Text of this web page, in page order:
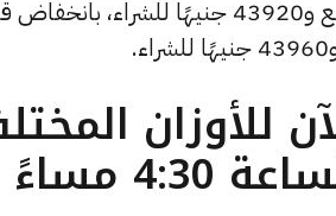
وشهد سعر الجنيه الذهب انخفاضًا ليصبح 44160 جنيهًا للبيع و43920 جنيهًا للشراء،
سعر الذهب عيار 21 الآن للأوزان